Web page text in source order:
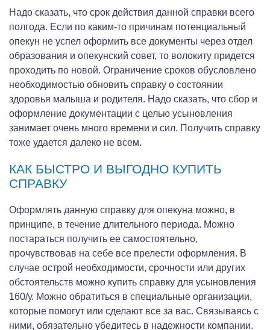
Надо сказать, что срок действия данной справки всего
полгода. Если по каким-то причинам потенциальный
опекун не успел оформить все документы через отдел
образования и опекунский совет, то волокиту придется
проходить по новой. Ограничение сроков обусловлено
необходимостью обновить справку о состоянии
здоровья малыша и родителя. Надо сказать, что сбор и
оформление документации с целью усыновления
занимает очень много времени и сил. Получить справку
тоже удается далеко не всем.
КАК БЫСТРО И ВЫГОДНО КУПИТЬ
СПРАВКУ
Оформлять данную справку для опекуна можно, в
принципе, в течение длительного периода. Можно
постараться получить ее самостоятельно,
прочувствовав на себе все прелести оформления. В
случае острой необходимости, срочности или других
обстоятельств можно купить справку для усыновления
160/у. Можно обратиться в специальные организации,
которые помогут или сделают все за вас. Связываясь с
ними, обязательно убедитесь в надежности компании.